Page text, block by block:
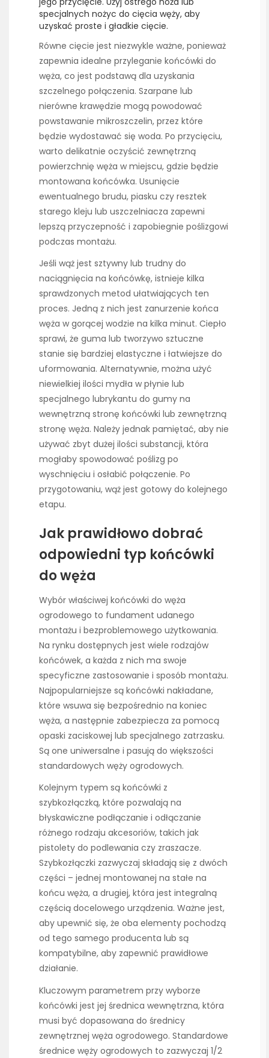
specjalnych nożyc do cięcia węży, aby
uzyskać proste i gładkie cięcie.
Równe cięcie jest niezwykle ważne, ponieważ
zapewnia idealne przyleganie końcówki do
węża, co jest podstawą dla uzyskania
szczelnego połączenia. Szarpane lub
nierówne krawędzie mogą powodować
powstawanie mikroszczelin, przez które
będzie wydostawać się woda. Po przycięciu,
warto delikatnie oczyścić zewnętrzną
powierzchnię węża w miejscu, gdzie będzie
montowana końcówka. Usunięcie
ewentualnego brudu, piasku czy resztek
starego kleju lub uszczelniacza zapewni
lepszą przyczepność i zapobiegnie poślizgowi
podczas montażu.
Jeśli wąż jest sztywny lub trudny do
naciągnięcia na końcówkę, istnieje kilka
sprawdzonych metod ułatwiających ten
proces. Jedną z nich jest zanurzenie końca
węża w gorącej wodzie na kilka minut. Ciepło
sprawi, że guma lub tworzywo sztuczne
stanie się bardziej elastyczne i łatwiejsze do
uformowania. Alternatywnie, można użyć
niewielkiej ilości mydła w płynie lub
specjalnego lubrykantu do gumy na
wewnętrzną stronę końcówki lub zewnętrzną
stronę węża. Należy jednak pamiętać, aby nie
używać zbyt dużej ilości substancji, która
mogłaby spowodować poślizg po
wyschnięciu i osłabić połączenie. Po
przygotowaniu, wąż jest gotowy do kolejnego
etapu.
Jak prawidłowo dobrać
odpowiedni typ końcówki
do węża
Wybór właściwej końcówki do węża
ogrodowego to fundament udanego
montażu i bezproblemowego użytkowania.
Na rynku dostępnych jest wiele rodzajów
końcówek, a każda z nich ma swoje
specyficzne zastosowanie i sposób montażu.
Najpopularniejsze są końcówki nakładane,
które wsuwa się bezpośrednio na koniec
węża, a następnie zabezpiecza za pomocą
opaski zaciskowej lub specjalnego zatrzasku.
Są one uniwersalne i pasują do większości
standardowych węży ogrodowych.
Kolejnym typem są końcówki z
szybkozłączką, które pozwalają na
błyskawiczne podłączanie i odłączanie
różnego rodzaju akcesoriów, takich jak
pistolety do podlewania czy zraszacze.
Szybkozłączki zazwyczaj składają się z dwóch
części – jednej montowanej na stałe na
końcu węża, a drugiej, która jest integralną
częścią docelowego urządzenia. Ważne jest,
aby upewnić się, że oba elementy pochodzą
od tego samego producenta lub są
kompatybilne, aby zapewnić prawidłowe
działanie.
Kluczowym parametrem przy wyborze
końcówki jest jej średnica wewnętrzna, która
musi być dopasowana do średnicy
zewnętrznej węża ogrodowego. Standardowe
średnice węży ogrodowych to zazwyczaj 1/2